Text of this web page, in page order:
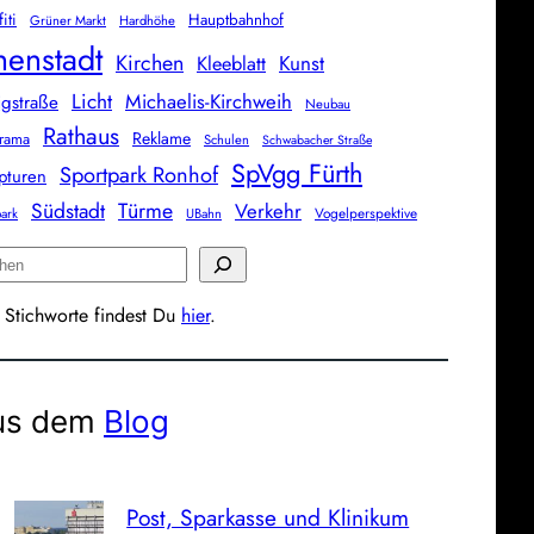
Grüner Markt Hardhöhe Hauptbahnhof
Kirchen Kleeblatt Kunst
Licht Michaelis-Kirchweih Neubau
Rathaus Reklame Schulen Schwabacher Straße
Sportpark Ronhof SpVgg Fürth
Südstadt Türme UBahn Verkehr Vogelperspektive
findest Du hier.
dem Blog
Post, Sparkasse und Klinikum